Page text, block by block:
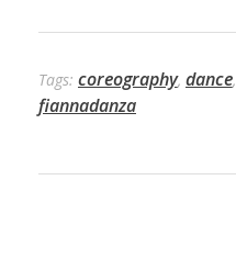
Tags: coreography, dance,
fiannadanza